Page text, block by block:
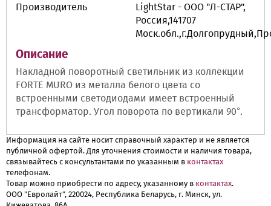
Производитель
LightStar - ООО "Л-СТАР",
Россия,141707
Описание
Накладной поворотный светильник из коллекции
FORTE MURO из металла белого цвета со
встроенными светодиодами имеет встроенный
трансформатор. Угол поворота по вертикали 90°.
Информация на сайте носит справочный характер и не является
публичной офертой. Для уточнения стоимости и наличия товара,
связывайтесь с консультантами по указанным в контактах
телефонам.
Товар можно приобрести по адресу, указанному в контактах.
ООО "Евролайт", 220024, Республика Беларусь, г. Минск, ул.